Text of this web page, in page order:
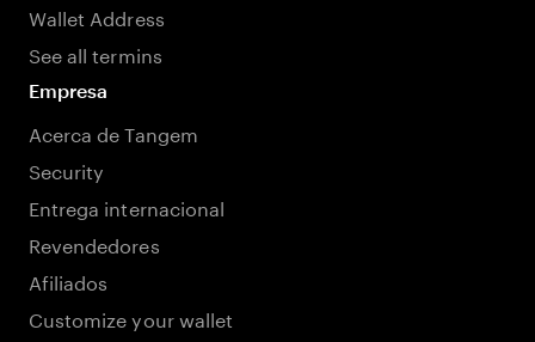
Wallet Address
See all termins
Empresa
Acerca de Tangem
Security
Entrega internacional
Revendedores
Afiliados
Customize your wallet